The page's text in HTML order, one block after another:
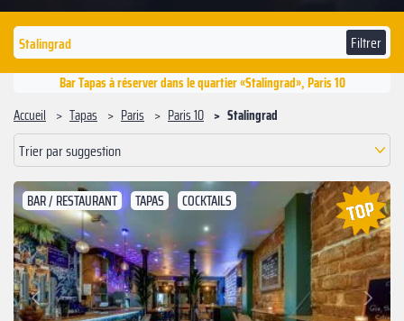
Filtrer
Bar Tapas à réserver dans le quartier «‍Stalingrad», Paris 10
Accueil
Tapas Paris Paris 10 ‍Stalingrad
Trier par suggestion
BAR / RESTAURANT TAPAS COCKTAILS
Précédent
Suivant